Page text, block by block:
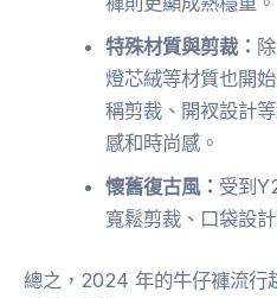
特殊材質與剪裁：
燈芯絨等材質也開
稱剪裁、開衩設計
感和時尚感。
懷舊復古風： 受到
寬鬆剪裁、口袋設
總之，2024 年的牛仔褲流行